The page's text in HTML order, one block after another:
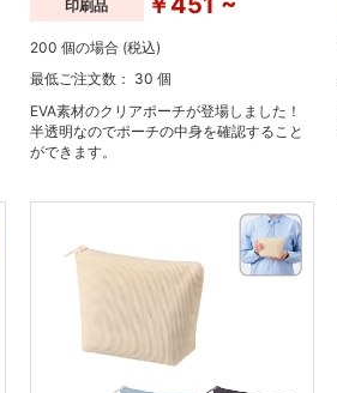
印刷品
200 個の場合 (税込)
最低ご注文数： 30 個
EVA素材のクリアポーチが登場しました！
半透明なのでポーチの中身を確認すること
ができます。